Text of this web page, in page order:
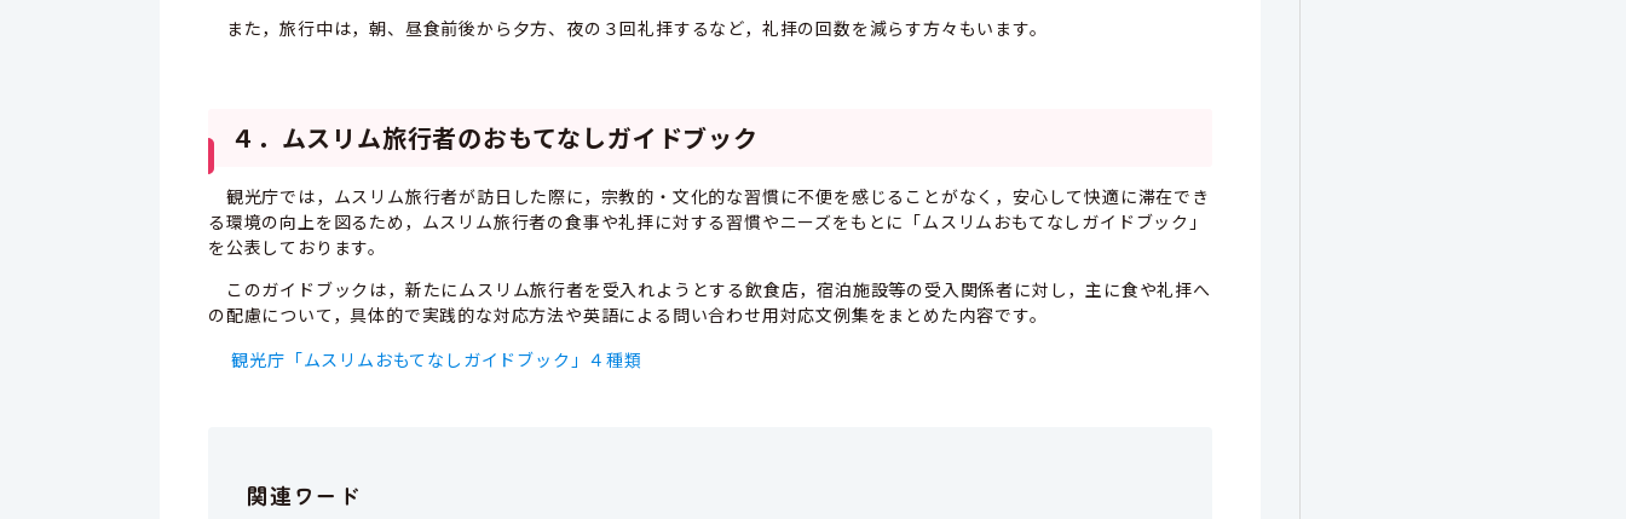
また，旅行中は，朝、昼食前後から夕方、夜の３回礼拝するなど，礼拝の回数を減らす方々もいます。
４．ムスリム旅行者のおもてなしガイドブック
観光庁では，ムスリム旅行者が訪日した際に，宗教的・文化的な習慣に不便を感じることがなく，安心して快適に滞在でき
る環境の向上を図るため，ムスリム旅行者の食事や礼拝に対する習慣やニーズをもとに「ムスリムおもてなしガイドブック」
を公表しております。
このガイドブックは，新たにムスリム旅行者を受入れようとする飲食店，宿泊施設等の受入関係者に対し，主に食や礼拝へ
の配慮について，具体的で実践的な対応方法や英語による問い合わせ用対応文例集をまとめた内容です。
観光庁「ムスリムおもてなしガイドブック」４種類
関連ワード